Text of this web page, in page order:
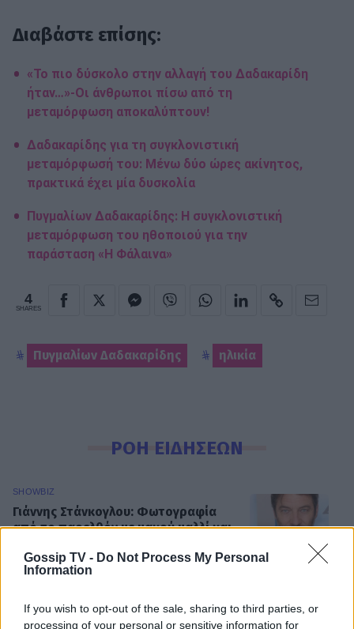
Gossip TV - Do Not Process My Personal
Information
If you wish to opt-out of the sale, sharing to third parties, or
processing of your personal or sensitive information for
Διαβάστε επίσης:
«Το πιο δύσκολο στην αλλαγή του Δαδακαρίδη
ήταν…»-Οι άνθρωποι πίσω από τη
μεταμόρφωση αποκαλύπτουν!
Δαδακαρίδης για τη συγκλονιστική
μεταμόρφωσή του: Μένω δύο ώρες ακίνητος,
πρακτικά έχει μία δυσκολία
Πυγμαλίων Δαδακαρίδης: Η συγκλονιστική
μεταμόρφωση του ηθοποιού για την
παράσταση «Η Φάλαινα»
4
SHARES
Πυγμαλίων Δαδακαρίδης ηλικία
ΡΟΗ ΕΙΔΗΣΕΩΝ
SHOWBIZ
Γιάννης Στάνκογλου: Φωτογραφία
από το παρελθόν με μακρύ μαλλί και
SHOWBIZ